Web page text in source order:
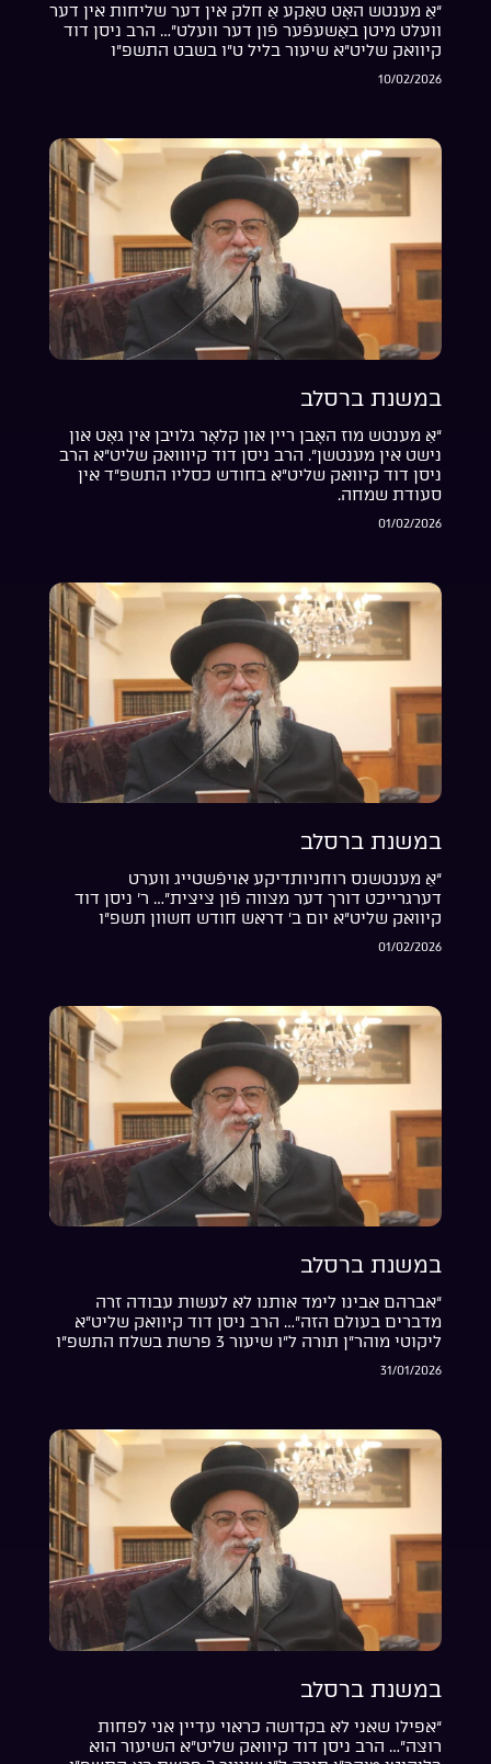
“אַ מענטש האָט טאַקע אַ חלק אין דער שליחות אין דער
וועלט מיטן באַשעפֿער פֿון דער וועלט”… הרב ניסן דוד
קיוואק שליט”א שיעור בליל ט”ו בשבט התשפ”ו
10/02/2026
במשנת ברסלב
“אַ מענטש מוז האָבן ריין און קלאָר גלויבן אין גאָט און
נישט אין מענטשן”. הרב ניסן דוד קיווואק שליט”א הרב
ניסן דוד קיוואק שליט”א בחודש כסליו התשפ”ד אין
סעודת שמחה.
01/02/2026
במשנת ברסלב
“אַ מענטשנס רוחניותדיקע אויפֿשטייג ווערט
דערגרייכט דורך דער מצווה פֿון ציצית”… ר’ ניסן דוד
קיוואק שליט”א יום ב’ דראש חודש חשוון תשפ”ו
01/02/2026
במשנת ברסלב
“אברהם אבינו לימד אותנו לא לעשות עבודה זרה
מדברים בעולם הזה”… הרב ניסן דוד קיוואק שליט”א
ליקוטי מוהר”ן תורה ל”ו שיעור 3 פרשת בשלח התשפ”ו
31/01/2026
במשנת ברסלב
“אפילו שאני לא בקדושה כראוי עדיין אני לפחות
רוצה”… הרב ניסן דוד קיוואק שליט”א השיעור הוא